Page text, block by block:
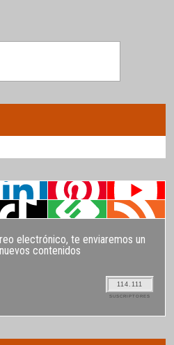
electrónico, te enviaremos un
contenidos
114.111
SUSCRIPTORES